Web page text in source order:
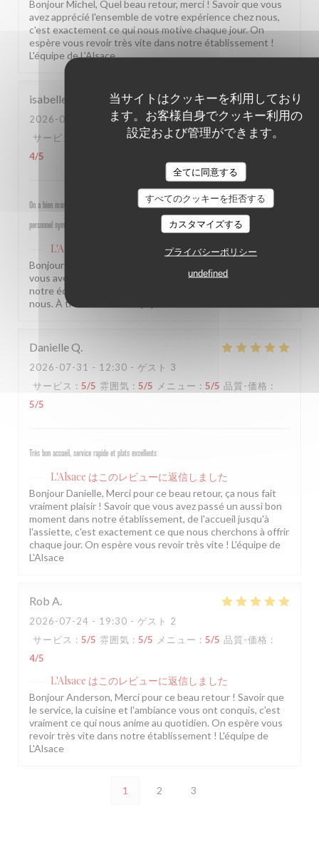
当サイトはクッキーを利用しており
ます。お客様自身でクッキー利用の
設定および管理ができます。
全てに同意する
すべてのクッキーを拒否する
カスタマイズする
プライバシーポリシー
undefined
Bonjour Michel, Quel beau retour, merci ! Savoir que vous
avez apprécié l'ensemble de votre expérience chez nous,
c'est exactement ce qui nous motive chaque jour. On
espère vous revoir très vite dans notre établissement !
L'équipe de L'Alsace
isabelle
2026-07-30
- 19:30 - ゲスト 4
サービス
雰囲気: 5/5 メニュー: 4/5 品質-価格 :
4/5
On a bien mangé, bon rapport qualité prix pour les champs, très bel emplacement, peu d attente,
personnel sympathique et efficace.
L'Alsace
はこのレビューに返信しました
Bonjour Isabelle, Merci pour ce beau retour ! Savoir que
vous avez passé un bon moment près des Champs et que
notre équipe a été à la hauteur, c'est une vraie fierté pour
nous. À très bientôt ! L'équipe de L'Alsace
DanielleQ
2026-07-31 - 12:30 - ゲスト 3
サービス : 5/5 雰囲気 : 5/5 メニュー : 5/5 品質-価格 :
5/5
Très bon accueil, service rapide et plats excellents
L'Alsace はこのレビューに返信しました
Bonjour Danielle, Merci pour ce beau retour, ça nous fait
vraiment plaisir ! Savoir que vous avez passé un aussi bon
moment dans notre établissement, de l'accueil jusqu'à
l'assiette, c'est exactement ce que nous cherchons à offrir
chaque jour. On espère vous revoir très vite ! L'équipe de
L'Alsace
Rob A
2026-07-24 - 19:30 - ゲスト 2
サービス : 5/5 雰囲気 : 5/5 メニュー : 5/5 品質-価格 :
4/5
L'Alsace はこのレビューに返信しました
Bonjour Anderson, Merci pour ce beau retour ! Savoir que
le service, la cuisine et l'ambiance vous ont conquis, c'est
vraiment ce qui nous anime au quotidien. On espère vous
revoir très vite dans notre établissement ! L'équipe de
L'Alsace
1 2 3